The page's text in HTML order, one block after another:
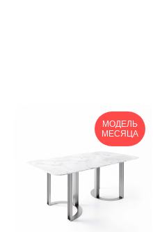
МОДЕЛЬ
МЕСЯЦА